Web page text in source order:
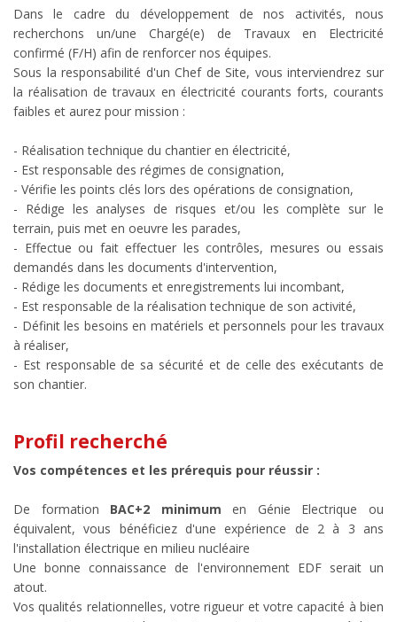
Dans le cadre du développement de nos activités, nous
recherchons un/une Chargé(e) de Travaux en Electricité
confirmé (F/H) afin de renforcer nos équipes.
Sous la responsabilité d'un Chef de Site, vous interviendrez sur
la réalisation de travaux en électricité courants forts, courants
faibles et aurez pour mission :
- Réalisation technique du chantier en électricité,
- Est responsable des régimes de consignation,
- Vérifie les points clés lors des opérations de consignation,
- Rédige les analyses de risques et/ou les complète sur le
terrain, puis met en oeuvre les parades,
- Effectue ou fait effectuer les contrôles, mesures ou essais
demandés dans les documents d'intervention,
- Rédige les documents et enregistrements lui incombant,
- Est responsable de la réalisation technique de son activité,
- Définit les besoins en matériels et personnels pour les travaux
à réaliser,
- Est responsable de sa sécurité et de celle des exécutants de
son chantier.
Profil recherché
Vos compétences et les prérequis pour réussir :
De formation BAC+2 minimum
en Génie Electrique ou
équivalent, vous bénéficiez d'une expérience de 2 à 3 ans
l'installation électrique en milieu nucléaire
Une bonne connaissance de l'environnement EDF serait un
atout.
Vos qualités relationnelles, votre rigueur et votre capacité à bien